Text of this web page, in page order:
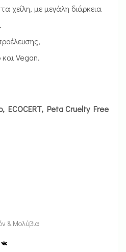
χείλη, με μεγάλη διάρκεια
και Vegan.
ECOCERT, Peta Cruelty Free
& Μολύβια